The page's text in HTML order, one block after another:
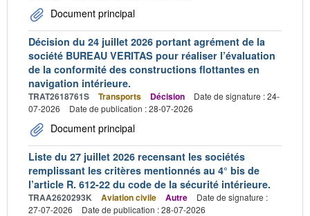
Document principal
Décision du 24 juillet 2026 portant agrément de la
société BUREAU VERITAS pour réaliser l’évaluation
de la conformité des constructions flottantes en
navigation intérieure.
TRAT2618761S Transports Décision
Date de signature : 24-
07-2026
Date de publication : 28-07-2026
Document principal
Liste du 27 juillet 2026 recensant les sociétés
remplissant les critères mentionnés au 4° bis de
l’article R. 612-22 du code de la sécurité intérieure.
TRAA2620293K Aviation civile Autre
Date de signature :
27-07-2026
Date de publication : 28-07-2026